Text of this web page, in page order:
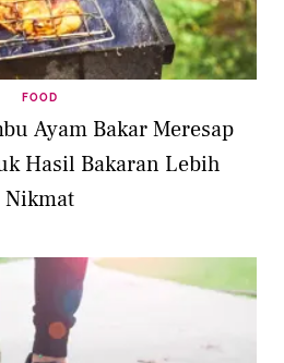
FOOD
Ayam Bakar Meresap
Hasil Bakaran Lebih
Nikmat